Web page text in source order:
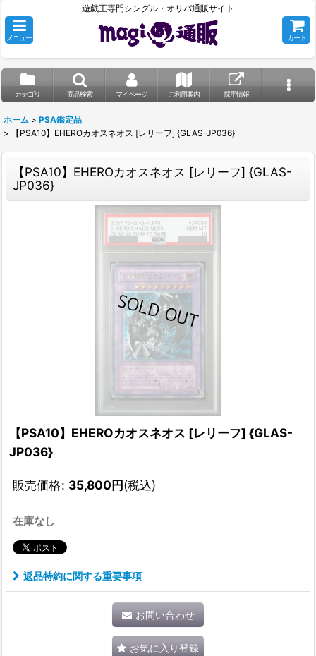
遊戯王専門シングル・オリパ通販サイト
メニュー カート
カテゴリ 商品検索 マイページ ご利用案内 採用情報
ホーム > PSA鑑定品
>
【PSA10】EHEROカオスネオス [レリーフ] {GLAS-JP036}
【PSA10】EHEROカオスネオス [レリーフ] {GLAS-
JP036}
【PSA10】EHEROカオスネオス [レリーフ] {GLAS-
JP036}
販売価格: 35,800円(税込)
在庫なし
返品特約に関する重要事項
お問い合わせ
お気に入り登録